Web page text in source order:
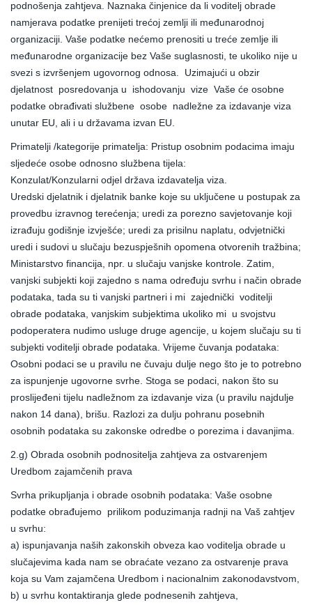
podnošenja zahtjeva. Naznaka činjenice da li voditelj obrade
namjerava podatke prenijeti trećoj zemlji ili međunarodnoj
organizaciji. Vaše podatke nećemo prenositi u treće zemlje ili
međunarodne organizacije bez Vaše suglasnosti, te ukoliko nije u
svezi s izvršenjem ugovornog odnosa. Uzimajući u obzir
djelatnost posredovanja u ishodovanju vize Vaše će osobne
podatke obrađivati službene osobe nadležne za izdavanje viza
unutar EU, ali i u državama izvan EU.
Primatelji /kategorije primatelja: Pristup osobnim podacima imaju
sljedeće osobe odnosno službena tijela:
Konzulat/Konzularni odjel država izdavatelja viza.
Uredski djelatnik i djelatnik banke koje su uključene u postupak za
provedbu izravnog terećenja; uredi za porezno savjetovanje koji
izrađuju godišnje izvješće; uredi za prisilnu naplatu, odvjetnički
uredi i sudovi u slučaju bezuspješnih opomena otvorenih tražbina;
Ministarstvo financija, npr. u slučaju vanjske kontrole. Zatim,
vanjski subjekti koji zajedno s nama određuju svrhu i način obrade
podataka, tada su ti vanjski partneri i mi zajednički voditelji
obrade podataka, vanjskim subjektima ukoliko mi u svojstvu
podoperatera nudimo usluge druge agencije, u kojem slučaju su ti
subjekti voditelji obrade podataka. Vrijeme čuvanja podataka:
Osobni podaci se u pravilu ne čuvaju dulje nego što je to potrebno
za ispunjenje ugovorne svrhe. Stoga se podaci, nakon što su
proslijeđeni tijelu nadležnom za izdavanje viza (u pravilu najdulje
nakon 14 dana), brišu. Razlozi za dulju pohranu posebnih
osobnih podataka su zakonske odredbe o porezima i davanjima.
2.g) Obrada osobnih podnositelja zahtjeva za ostvarenjem
Uredbom zajamčenih prava
Svrha prikupljanja i obrade osobnih podataka: Vaše osobne
podatke obrađujemo prilikom poduzimanja radnji na Vaš zahtjev
u svrhu:
a) ispunjavanja naših zakonskih obveza kao voditelja obrade u
slučajevima kada nam se obraćate vezano za ostvarenje prava
koja su Vam zajamčena Uredbom i nacionalnim zakonodavstvom,
b) u svrhu kontaktiranja glede podnesenih zahtjeva,